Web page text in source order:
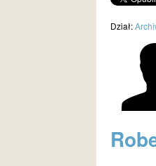
Dział: